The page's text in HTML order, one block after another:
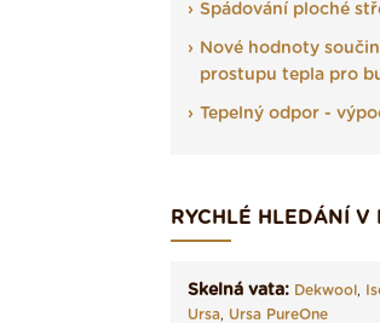
Spádování ploché
Nové hodnoty
prostupu tepla pro
Tepelný odpor -
RYCHLÉ HLEDÁNÍ V
Skelná vata: Dekwool,
Ursa, Ursa PureOne